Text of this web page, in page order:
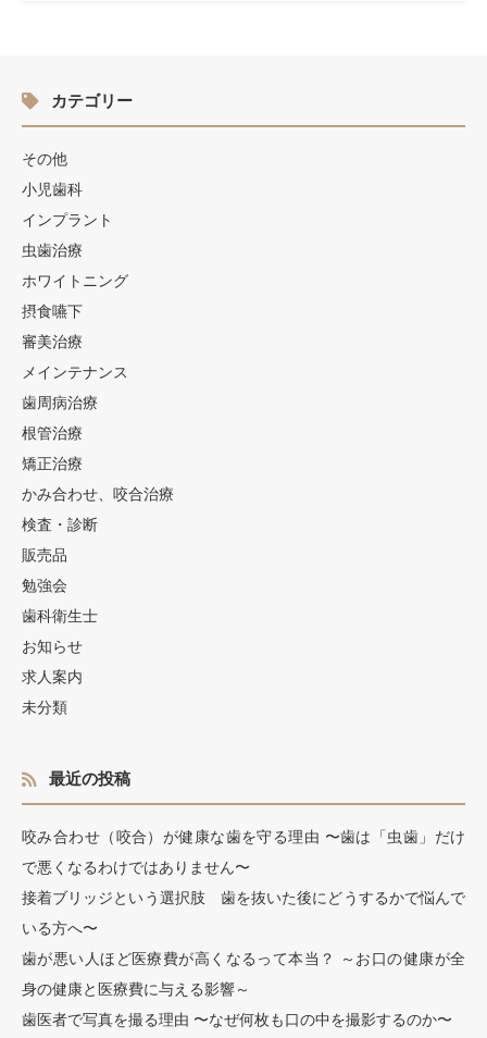
カテゴリー
その他
小児歯科
インプラント
虫歯治療
ホワイトニング
摂食嚥下
審美治療
メインテナンス
歯周病治療
根管治療
矯正治療
かみ合わせ、咬合治療
検査・診断
販売品
勉強会
歯科衛生士
お知らせ
求人案内
未分類
最近の投稿
咬み合わせ（咬合）が健康な歯を守る理由 〜歯は「虫歯」だけ
で悪くなるわけではありません〜
接着ブリッジという選択肢 歯を抜いた後にどうするかで悩んで
いる方へ〜
歯が悪い人ほど医療費が高くなるって本当？ ～お口の健康が全
身の健康と医療費に与える影響～
歯医者で写真を撮る理由 〜なぜ何枚も口の中を撮影するのか〜